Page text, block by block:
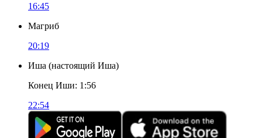
16:45
Магриб
20:19
Иша (настоящий Иша)
Конец Иши: 1:56
22:54